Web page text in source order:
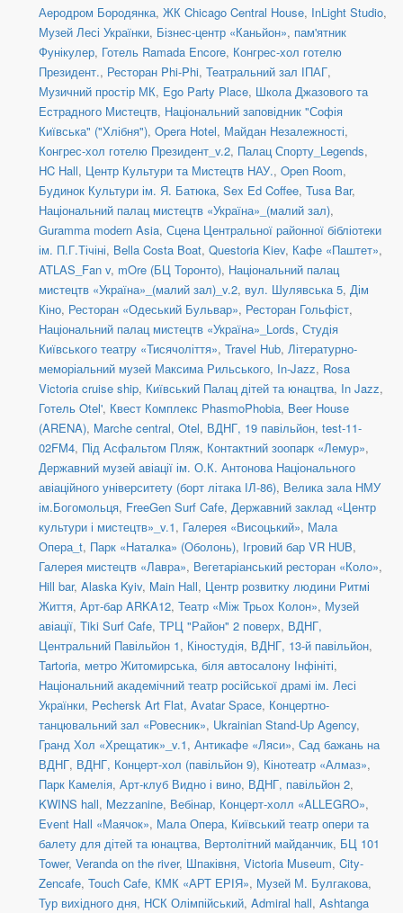
Аеродром Бородянка, ЖК Chicago Central House, InLight Studio,
Музей Лесі Українки, Бізнес-центр «Каньйон», пам'ятник
Фунікулер, Готель Ramada Encore, Конгрес-хол готелю
Президент., Ресторан Phi-Phi, Театральний зал ІПАГ,
Музичний простір МК, Ego Party Place, Школа Джазового та
Естрадного Мистецтв, Національний заповідник "Софія
Київська" ("Хлібня"), Opera Hotel, Майдан Незалежності,
Конгрес-хол готелю Президент_v.2, Палац Спорту_Legends,
HC Hall, Центр Культури та Мистецтв НАУ., Open Room,
Будинок Культури ім. Я. Батюка, Sex Ed Coffee, Tusa Bar,
Національний палац мистецтв «Україна»_(малий зал),
Guramma modern Asia, Сцена Центральної районної бібліотеки
ім. П.Г.Тічіні, Bella Costa Boat, Questoria Kiev, Кафе «Паштет»,
ATLAS_Fan v, mOre (БЦ Торонто), Національний палац
мистецтв «Україна»_(малий зал)_v.2, вул. Шулявська 5, Дім
Кіно, Ресторан «Одеський Бульвар», Ресторан Гольфіст,
Національний палац мистецтв «Україна»_Lords, Студія
Київського театру «Тисячоліття», Travel Hub, Літературно-
меморіальний музей Максима Рильського, In-Jazz, Rosa
Victoria cruise ship, Київський Палац дітей та юнацтва, In Jazz,
Готель Otel', Квест Комплекс PhasmoPhobia, Beer House
(ARENA), Marche central, Otel, ВДНГ, 19 павільйон, test-11-
02FM4, Під Асфальтом Пляж, Контактний зоопарк «Лемур»,
Державний музей авіації ім. О.К. Антонова Національного
авіаційного університету (борт літака ІЛ-86), Велика зала НМУ
ім.Богомольця, FreeGen Surf Cafe, Державний заклад «Центр
культури і мистецтв»_v.1, Галерея «Висоцький», Мала
Опера_t, Парк «Наталка» (Оболонь), Ігровий бар VR HUB,
Галерея мистецтв «Лавра», Вегетаріанський ресторан «Коло»,
Hill bar, Alaska Kyiv, Main Hall, Центр розвитку людини Ритмі
Життя, Арт-бар ARKA12, Театр «Між Трьох Колон», Музей
авіації, Tiki Surf Cafe, ТРЦ "Район" 2 поверх, ВДНГ,
Центральний Павільйон 1, Кіностудія, ВДНГ, 13-й павільйон,
Tartoria, метро Житомирська, біля автосалону Інфініті,
Національний академічний театр російської драмі ім. Лесі
Українки, Pechersk Art Flat, Avatar Space, Концертно-
танцювальний зал «Ровесник», Ukrainian Stand-Up Agency,
Гранд Хол «Хрещатик»_v.1, Антикафе «Ляси», Сад бажань на
ВДНГ, ВДНГ, Концерт-хол (павільйон 9), Кінотеатр «Алмаз»,
Парк Камелія, Арт-клуб Видно і вино, ВДНГ, павільйон 2,
KWINS hall, Mezzanine, Вебінар, Концерт-холл «ALLEGRO»,
Event Hall «Маячок», Мала Опера, Київський театр опери та
балету для дітей та юнацтва, Вертолітний майданчик, БЦ 101
Tower, Veranda on the river, Шпаківня, Victoria Museum, City-
Zencafe, Touch Cafe, КМК «АРТ ЕРІЯ», Музей М. Булгакова,
Тур вихідного дня, НСК Олімпійський, Admiral hall, Ashtanga